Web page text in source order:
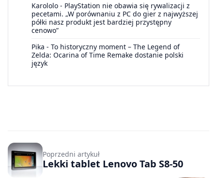
Karololo - PlayStation nie obawia się rywalizacji z
pecetami. „W porównaniu z PC do gier z najwyższej
półki nasz produkt jest bardziej przystępny
cenowo”
Pika - To historyczny moment – The Legend of
Zelda: Ocarina of Time Remake dostanie polski
język
Poprzedni artykuł
Lekki tablet Lenovo Tab S8-50